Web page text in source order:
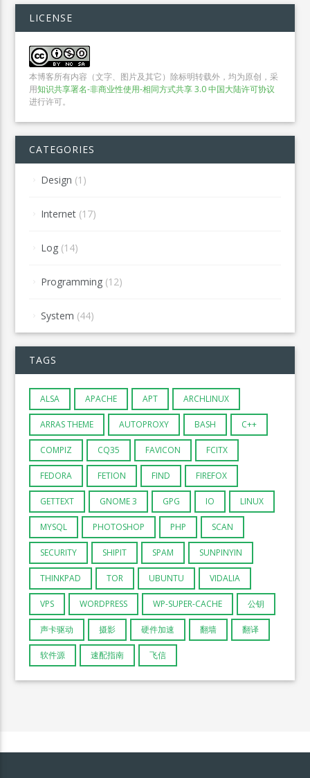
LICENSE
本博客所有内容（文字、图片及其它）除标明转载外，均为原创，采
用知识共享署名-非商业性使用-相同方式共享 3.0 中国大陆许可协议
进行许可。
CATEGORIES
Design (1)
Internet (17)
Log (14)
Programming (12)
System (44)
TAGS
ALSA APACHE APT ARCHLINUX
ARRAS THEME AUTOPROXY BASH C++
COMPIZ CQ35 FAVICON FCITX
FEDORA FETION FIND FIREFOX
GETTEXT GNOME 3 GPG IO LINUX
MYSQL PHOTOSHOP PHP SCAN
SECURITY SHIPIT SPAM SUNPINYIN
THINKPAD TOR UBUNTU VIDALIA
VPS WORDPRESS WP-SUPER-CACHE 公钥
声卡驱动 摄影 硬件加速 翻墙 翻译
软件源 速配指南 飞信